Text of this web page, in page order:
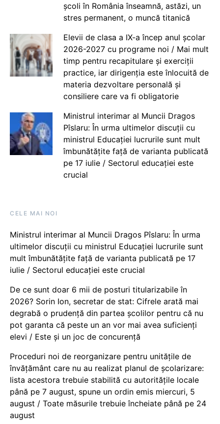
școli în România înseamnă, astăzi, un
stres permanent, o muncă titanică
Elevii de clasa a IX-a încep anul școlar
2026-2027 cu programe noi / Mai mult
timp pentru recapitulare și exerciții
practice, iar dirigenția este înlocuită de
materia dezvoltare personală și
consiliere care va fi obligatorie
Ministrul interimar al Muncii Dragos
Pîslaru: În urma ultimelor discuții cu
ministrul Educației lucrurile sunt mult
îmbunătățite față de varianta publicată
pe 17 iulie / Sectorul educației este
crucial
CELE MAI NOI
Ministrul interimar al Muncii Dragos Pîslaru: În urma
ultimelor discuții cu ministrul Educației lucrurile sunt
mult îmbunătățite față de varianta publicată pe 17
iulie / Sectorul educației este crucial
De ce sunt doar 6 mii de posturi titularizabile în
2026? Sorin Ion, secretar de stat: Cifrele arată mai
degrabă o prudență din partea școlilor pentru că nu
pot garanta că peste un an vor mai avea suficienți
elevi / Este și un joc de concurență
Proceduri noi de reorganizare pentru unitățile de
învățământ care nu au realizat planul de școlarizare:
lista acestora trebuie stabilită cu autoritățile locale
până pe 7 august, spune un ordin emis miercuri, 5
august / Toate măsurile trebuie încheiate până pe 24
august